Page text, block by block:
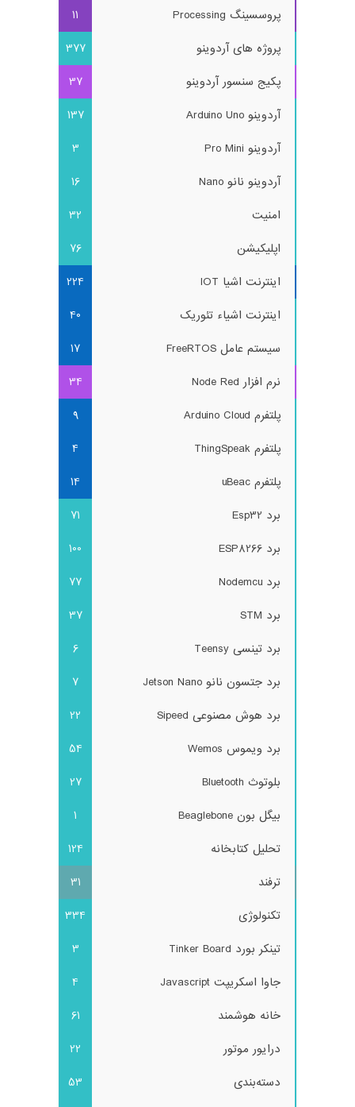
پروسسینگ Processing
11
پروژه های آردوینو
377
پکیج سنسور آردوینو
37
آردوینو Arduino Uno
137
آردوینو Pro Mini
3
آردوینو نانو Nano
16
امنیت
32
اپلیکیشن
76
اینترنت اشیا IOT
224
اینترنت اشیاء تئوریک
40
سیستم عامل FreeRTOS
17
نرم افزار Node Red
34
پلتفرم Arduino Cloud
9
پلتفرم ThingSpeak
4
پلتفرم uBeac
14
برد Esp32
71
برد ESP8266
100
برد Nodemcu
77
برد STM
37
برد تینسی Teensy
6
برد جتسون نانو Jetson Nano
7
برد هوش مصنوعی Sipeed
22
برد ویموس Wemos
54
بلوتوث Bluetooth
27
بیگل بون Beaglebone
1
تحلیل کتابخانه
124
ترفند
31
تکنولوژی
334
تینکر بورد Tinker Board
3
جاوا اسکریپت Javascript
4
خانه هوشمند
61
درایور موتور
22
دسته‌بندی
53